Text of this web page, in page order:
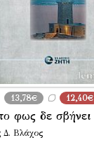
13,78€ 12,40€
φως δε σβήνει
Δ. Βλάχος